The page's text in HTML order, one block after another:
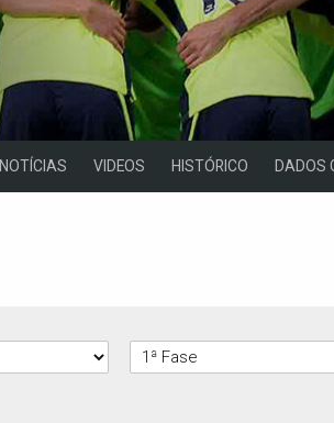
NOTÍCIAS VIDEOS HISTÓRICO DADOS